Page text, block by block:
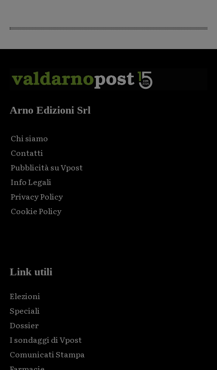
Arno Edizioni Srl
Chi siamo
Contatti
Pubblicità su Vpost
Info Legali
Privacy Policy
Cookie Policy
Link utili
Elezioni
Speciali
Dossier
I sondaggi di Vpost
Comunicati Stampa